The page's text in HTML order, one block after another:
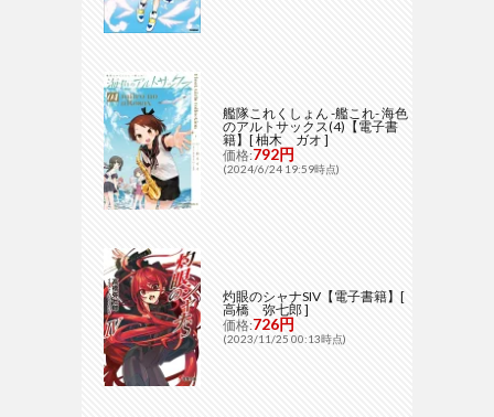
艦隊これくしょん -艦これ- 海色
のアルトサックス(4)【電子書
籍】[ 柚木 ガオ ]
価格:792円
(2024/6/24 19:59時点)
灼眼のシャナSIV【電子書籍】[
高橋 弥七郎 ]
価格:726円
(2023/11/25 00:13時点)